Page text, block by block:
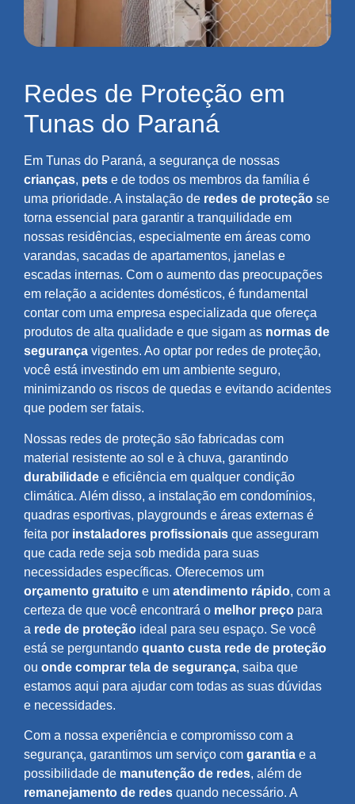
Redes de Proteção em
Tunas do Paraná
Em Tunas do Paraná, a segurança de nossas
crianças, pets e de todos os membros da família é
uma prioridade. A instalação de redes de proteção se
torna essencial para garantir a tranquilidade em
nossas residências, especialmente em áreas como
varandas, sacadas de apartamentos, janelas e
escadas internas. Com o aumento das preocupações
em relação a acidentes domésticos, é fundamental
contar com uma empresa especializada que ofereça
produtos de alta qualidade e que sigam as normas de
segurança vigentes. Ao optar por redes de proteção,
você está investindo em um ambiente seguro,
minimizando os riscos de quedas e evitando acidentes
que podem ser fatais.
Nossas redes de proteção são fabricadas com
material resistente ao sol e à chuva, garantindo
durabilidade e eficiência em qualquer condição
climática. Além disso, a instalação em condomínios,
quadras esportivas, playgrounds e áreas externas é
feita por instaladores profissionais que asseguram
que cada rede seja sob medida para suas
necessidades específicas. Oferecemos um
orçamento gratuito e um atendimento rápido, com a
certeza de que você encontrará o melhor preço para
a rede de proteção ideal para seu espaço. Se você
está se perguntando quanto custa rede de proteção
ou onde comprar tela de segurança, saiba que
estamos aqui para ajudar com todas as suas dúvidas
e necessidades.
Com a nossa experiência e compromisso com a
segurança, garantimos um serviço com garantia e a
possibilidade de manutenção de redes, além de
remanejamento de redes quando necessário. A